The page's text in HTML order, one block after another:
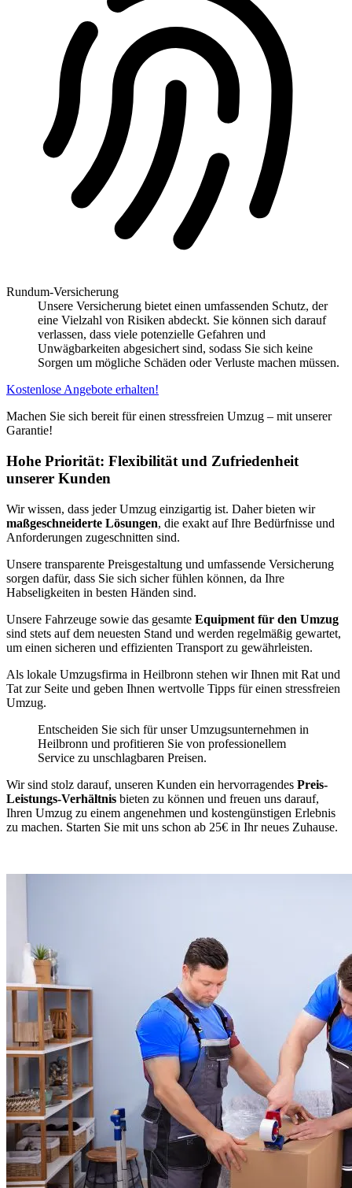
Rundum-Versicherung
Unsere Versicherung bietet einen umfassenden Schutz, der
eine Vielzahl von Risiken abdeckt. Sie können sich darauf
verlassen, dass viele potenzielle Gefahren und
Unwägbarkeiten abgesichert sind, sodass Sie sich keine
Sorgen um mögliche Schäden oder Verluste machen müssen.
Kostenlose Angebote erhalten!
Machen Sie sich bereit für einen stressfreien Umzug – mit unserer
Garantie!
Hohe Priorität: Flexibilität und Zufriedenheit
unserer Kunden
Wir wissen, dass jeder Umzug einzigartig ist. Daher bieten wir
maßgeschneiderte Lösungen, die exakt auf Ihre Bedürfnisse und
Anforderungen zugeschnitten sind.
Unsere transparente Preisgestaltung und umfassende Versicherung
sorgen dafür, dass Sie sich sicher fühlen können, da Ihre
Habseligkeiten in besten Händen sind.
Unsere Fahrzeuge sowie das gesamte Equipment für den Umzug
sind stets auf dem neuesten Stand und werden regelmäßig gewartet,
um einen sicheren und effizienten Transport zu gewährleisten.
Als lokale Umzugsfirma in Heilbronn stehen wir Ihnen mit Rat und
Tat zur Seite und geben Ihnen wertvolle Tipps für einen stressfreien
Umzug.
Entscheiden Sie sich für unser Umzugsunternehmen in
Heilbronn und profitieren Sie von professionellem
Service zu unschlagbaren Preisen.
Wir sind stolz darauf, unseren Kunden ein hervorragendes Preis-
Leistungs-Verhältnis bieten zu können und freuen uns darauf,
Ihren Umzug zu einem angenehmen und kostengünstigen Erlebnis
zu machen. Starten Sie mit uns schon ab 25€ in Ihr neues Zuhause.